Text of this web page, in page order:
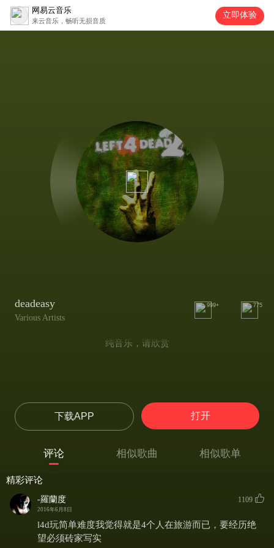
网易云音乐
来云音乐，畅听无损音质
立即体验
deadeasy
Various Artists
999+ 775
纯音乐，请欣赏
下载APP 打开
评论 相似歌曲 相似歌单
精彩评论
-羅蘭度
2016年6月8日
1109
l4d玩简单难度我觉得就是4个人在旅游而已，要经历绝
望必须砖家写实